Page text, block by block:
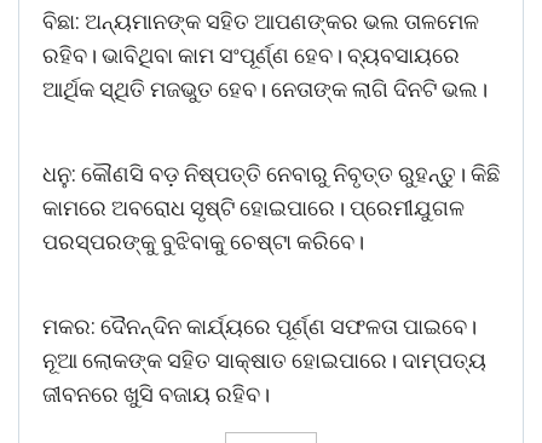
ବିଛା: ଅନ୍ୟମାନଙ୍କ ସହିତ ଆପଣଙ୍କର ଭଲ ତାଳମେଳ
ରହିବ। ଭାବିଥିବା କାମ ସଂପୂର୍ଣ୍ଣ ହେବ। ବ୍ୟବସାୟରେ
ଆର୍ଥିକ ସ୍ଥିତି ମଜଭୁତ ହେବ। ନେତାଙ୍କ ଲାଗି ଦିନଟି ଭଲ।
ଧନୁ: କୌଣସି ବଡ଼ ନିଷ୍ପତ୍ତି ନେବାରୁ ନିବୃତ୍ତ ରୁହନ୍ତୁ। କିଛି
କାମରେ ଅବରୋଧ ସୃଷ୍ଟି ହୋଇପାରେ। ପ୍ରେମୀଯୁଗଳ
ପରସ୍ପରଙ୍କୁ ବୁଝିବାକୁ ଚେଷ୍ଟା କରିବେ।
ମକର: ଦୈନନ୍ଦିନ କାର୍ଯ୍ୟରେ ପୂର୍ଣ୍ଣ ସଫଳତା ପାଇବେ।
ନୂଆ ଲୋକଙ୍କ ସହିତ ସାକ୍ଷାତ ହୋଇପାରେ। ଦାମ୍ପତ୍ୟ
ଜୀବନରେ ଖୁସି ବଜାୟ ରହିବ।